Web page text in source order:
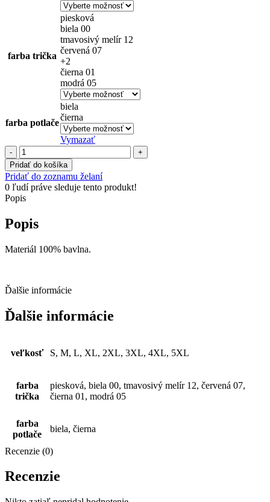
farba trička
piesková
biela 00
tmavosivý melír 12
červená 07
+2
čierna 01
modrá 05
farba potlače
biela
čierna
Vymazať
množstvo
Pánske
tričko
-
Buď
milý
tučkom
Pridať do košíka
Pridať do zoznamu želaní
0 ľudí práve sleduje tento produkt!
Popis
Popis
Materiál 100% bavlna.
Ďalšie informácie
Ďalšie informácie
veľkosť S, M, L, XL, 2XL, 3XL, 4XL, 5XL
farba
trička
piesková, biela 00, tmavosivý melír 12, červená 07,
čierna 01, modrá 05
farba
potlače
biela, čierna
Recenzie (0)
Recenzie